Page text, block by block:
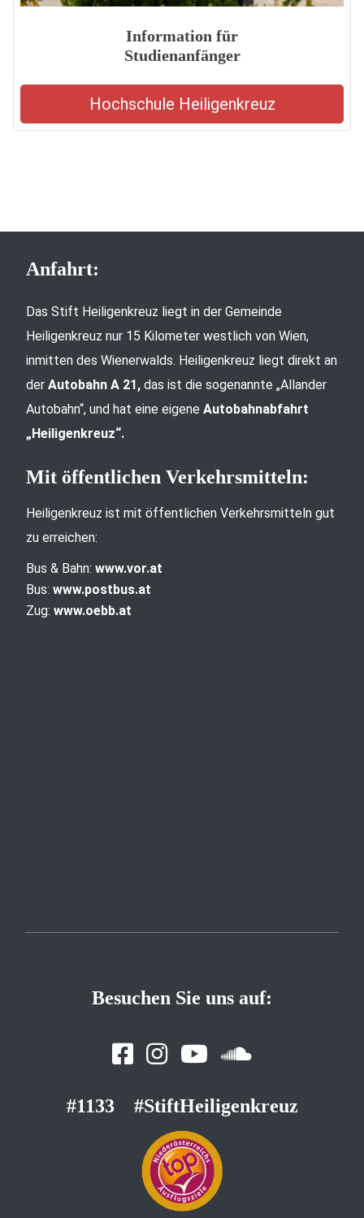
Information für
Studienanfänger
Hochschule Heiligenkreuz
Anfahrt:
Das Stift Heiligenkreuz liegt in der Gemeinde
Heiligenkreuz nur 15 Kilometer westlich von Wien,
inmitten des Wienerwalds. Heiligenkreuz liegt direkt an
der Autobahn A 21, das ist die sogenannte „Allander
Autobahn“, und hat eine eigene Autobahnabfahrt
„Heiligenkreuz“.
Mit öffentlichen Verkehrsmitteln:
Heiligenkreuz ist mit öffentlichen Verkehrsmitteln gut
zu erreichen:
Bus & Bahn: www.vor.at
Bus: www.postbus.at
Zug: www.oebb.at
Besuchen Sie uns auf:
#1133 #StiftHeiligenkreuz